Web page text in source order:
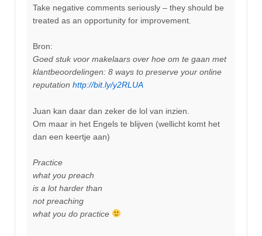
Take negative comments seriously – they should be
treated as an opportunity for improvement.
Bron:
Goed stuk voor makelaars over hoe om te gaan met
klantbeoordelingen: 8 ways to preserve your online
reputation http://bit.ly/y2RLUA
Juan kan daar dan zeker de lol van inzien.
Om maar in het Engels te blijven (wellicht komt het
dan een keertje aan)
Practice
what you preach
is a lot harder than
not preaching
what you do practice